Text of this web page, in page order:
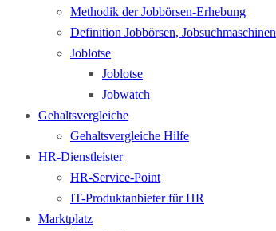
Methodik der Jobbörsen-Erhebung
Definition Jobbörsen, Jobsuchmaschinen
Joblotse
Joblotse
Jobwatch
Gehaltsvergleiche
Gehaltsvergleiche Hilfe
HR-Dienstleister
HR-Service-Point
IT-Produktanbieter für HR
Marktplatz